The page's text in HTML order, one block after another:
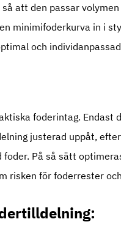
att den passar
minimifoderkurva in i
och
foderintag. Endast
justerad uppåt,
På så sätt
risken för foderrester